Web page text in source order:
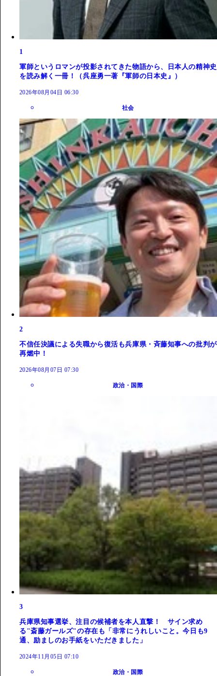
1
軍師というロマンが投影されてきた物語から、日本人の精神史
を読み解く一冊！（呉座勇一著『軍師の日本史』）
2026年08月04日 06:30
社会
2
不信任決議による失職から復活も兵庫県・斉藤知事への批判が
再燃中！
2026年08月07日 07:30
政治・国際
3
兵庫県知事選挙、注目の候補者を本人直撃！ サイン求め
る"斎藤ガールズ"の存在も「非常にうれしいこと。今日も9
通、励ましのお手紙をいただきました」
2024年11月05日 07:10
政治・国際